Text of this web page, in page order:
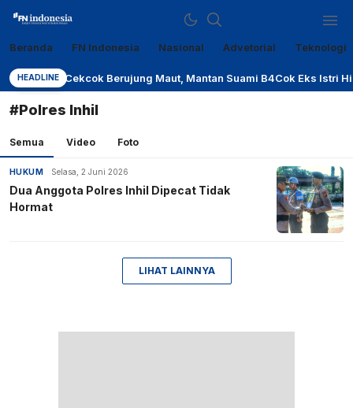
fn-indonesia.com
Sumber Referensi Terpercaya
Beranda FN Indonesia Nasional Advetorial Teknologi
HEADLINECekcok Berujung Maut, Mantan Suami B4Cok Eks Istri
#Polres Inhil
Semua Video Foto
HUKUM Selasa, 2 Juni 2026
Dua Anggota Polres Inhil Dipecat Tidak
Hormat
LIHAT LAINNYA